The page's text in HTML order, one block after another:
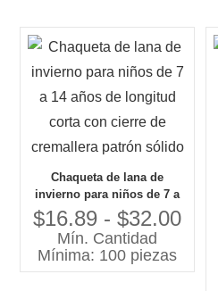
Chaqueta de lana de
invierno para niños de 7 a
14 años de longitud corta
con cierre de cremallera
patrón sólido
$16.89 - $32.00
Mín. Cantidad
Mínima: 100 piezas